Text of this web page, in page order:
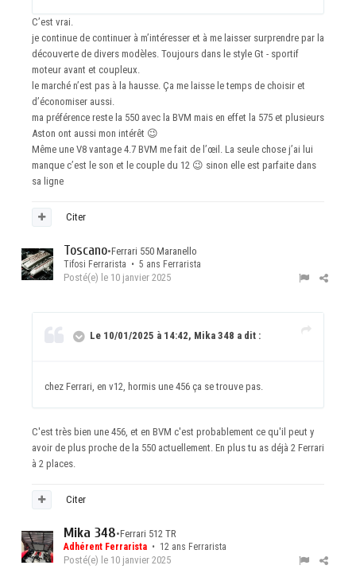
C’est vrai.
je continue de continuer à m’intéresser et à me laisser surprendre par la
découverte de divers modèles. Toujours dans le style Gt - sportif
moteur avant et coupleux.
le marché n’est pas à la hausse. Ça me laisse le temps de choisir et
d’économiser aussi.
ma préférence reste la 550 avec la BVM mais en effet la 575 et plusieurs
Aston ont aussi mon intérêt 😉
Même une V8 vantage 4.7 BVM me fait de l’œil. La seule chose j’ai lui
manque c’est le son et le couple du 12 😉 sinon elle est parfaite dans
sa ligne
Citer
Toscano•Ferrari 550 Maranello
Tifosi Ferrarista • 5 ans Ferrarista
Posté(e) le 10 janvier 2025
Le 10/01/2025 à 14:42, Mika 348 a dit :
chez Ferrari, en v12, hormis une 456 ça se trouve pas.
C'est très bien une 456, et en BVM c'est probablement ce qu'il peut y
avoir de plus proche de la 550 actuellement. En plus tu as déjà 2 Ferrari
à 2 places.
Citer
Mika 348•Ferrari 512 TR
Adhérent Ferrarista • 12 ans Ferrarista
Posté(e) le 10 janvier 2025